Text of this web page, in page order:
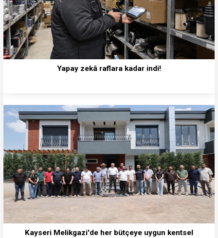
Yapay zekâ raflara kadar indi!
Kayseri Melikgazi'de her bütçeye uygun kentsel